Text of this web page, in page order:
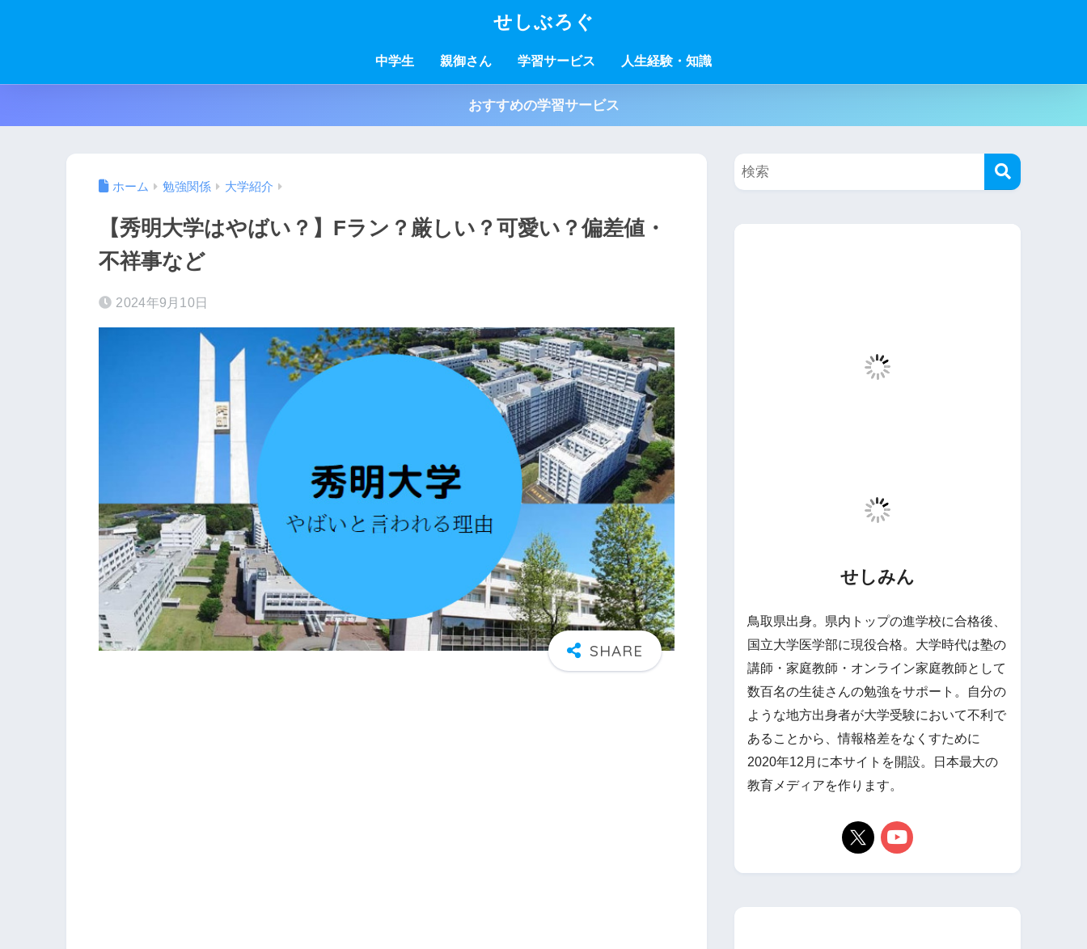
せしぶろぐ
中学生 親御さん 学習サービス 人生経験・知識
おすすめの学習サービス
ホーム 勉強関係 大学紹介
【秀明大学はやばい？】Fラン？厳しい？可愛い？偏差値・
不祥事など
2024年9月10日
せしみん
鳥取県出身。県内トップの進学校に合格後、
国立大学医学部に現役合格。大学時代は塾の
講師・家庭教師・オンライン家庭教師として
数百名の生徒さんの勉強をサポート。自分の
ような地方出身者が大学受験において不利で
あることから、情報格差をなくすために
2020年12月に本サイトを開設。日本最大の
教育メディアを作ります。